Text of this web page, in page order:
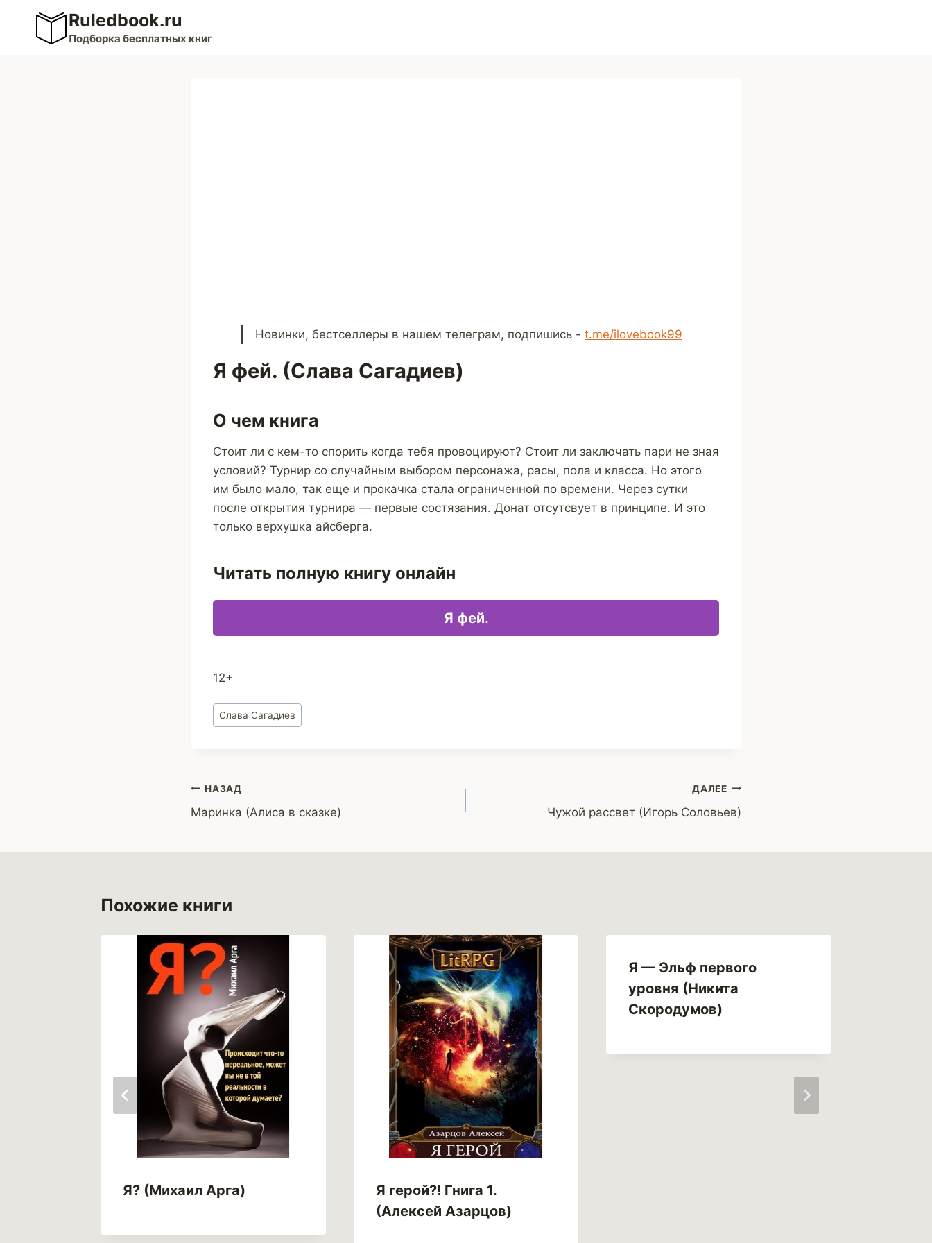
Перейти
содержимому
Ruledbook.ru
Подборка бесплатных книг
Новинки, бестселлеры в нашем телеграм, подпишись - t.me/ilovebook99
Я фей. (Слава Сагадиев)
О чем книга
Стоит ли с кем-то спорить когда тебя провоцируют? Стоит ли заключать пари не зная
условий? Турнир со случайным выбором персонажа, расы, пола и класса. Но этого
им было мало, так еще и прокачка стала ограниченной по времени. Через сутки
после открытия турнира — первые состязания. Донат отсутсвует в принципе. И это
только верхушка айсберга.
Читать полную книгу онлайн
Я фей.
12+
Метки
записи:
Слава Сагадиев
Навигация
по
НАЗАД
Маринка (Алиса в сказке)
ДАЛЕЕ
Чужой рассвет (Игорь Соловьев)
Похожие книги
Я? (Михаил Арга)
Я герой?! Гнига 1.
(Алексей Азарцов)
Я — Эльф первого
уровня (Никита
Скородумов)